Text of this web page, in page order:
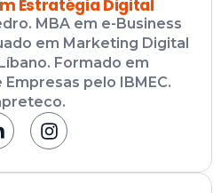
Estratégia Digital
MBA em e-Business
em Marketing Digital
Formado em
pelo IBMEC.